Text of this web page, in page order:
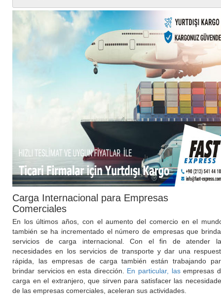
Carga Internacional para Empresas
Comerciales
En los últimos años, con el aumento del comercio en el
también se ha incrementado el número de empresas que
servicios de carga internacional. Con el fin de atender
necesidades en los servicios de transporte y dar una
rápida, las empresas de carga también están trabajando
brindar servicios en esta dirección. En particular, lasempresas
carga en el extranjero, que sirven para satisfacer las
de las empresas comerciales, aceleran sus actividades.